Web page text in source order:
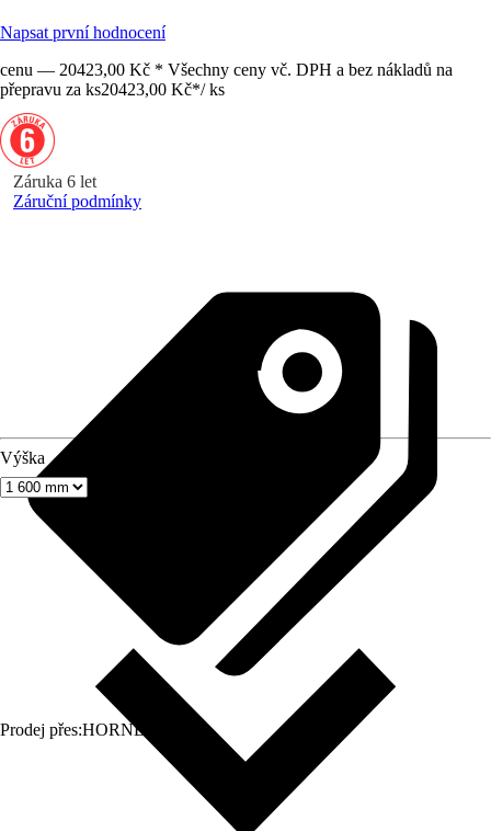
Napsat první hodnocení
cenu — 20423,00 Kč * Všechny ceny vč. DPH a bez nákladů na
přepravu za ks20423,00 Kč*/ ks
Záruka 6 let
Záruční podmínky
Prodej přes:HORNBACH
Výška